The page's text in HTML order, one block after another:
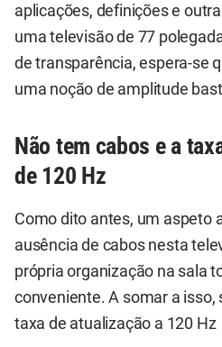
aplicações, definições e
uma televisão de 77
de transparência, espera-se
uma noção de amplitude
Não tem cabos e a
de 120 Hz
Como dito antes, um aspeto
ausência de cabos nesta
própria organização na sala
conveniente. A somar a
taxa de atualização a 120 Hz